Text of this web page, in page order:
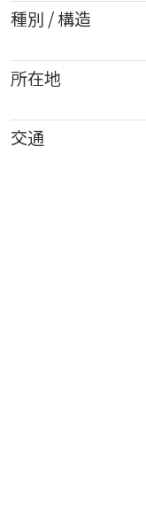
種別 / 構造
所在地
交通